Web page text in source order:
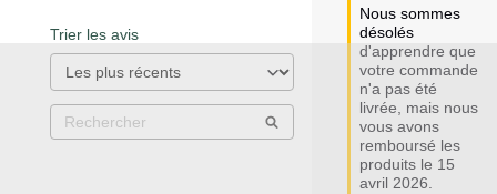
Trier les avis
Nous sommes
désolés
d'apprendre que
votre commande
n'a pas été
livrée, mais nous
vous avons
remboursé les
produits le 15
avril 2026.